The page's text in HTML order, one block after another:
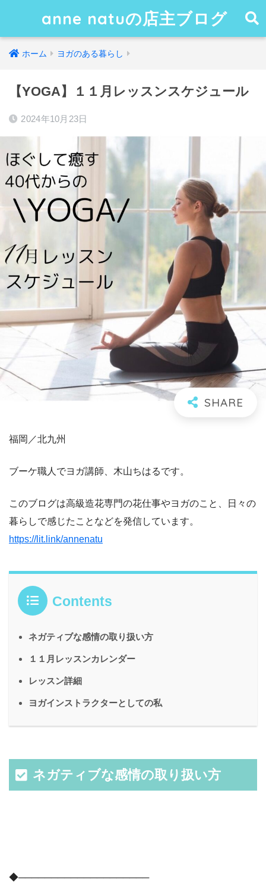
anne natuの店主ブログ
ホーム ヨガのある暮らし
【YOGA】１１月レッスンスケジュール
2024年10月23日
福岡／北九州
ブーケ職人でヨガ講師、木山ちはるです。
このブログは高級造花専門の花仕事やヨガのこと、日々の
暮らしで感じたことなどを発信しています。
https://lit.link/annenatu
Contents
ネガティブな感情の取り扱い方
１１月レッスンカレンダー
レッスン詳細
ヨガインストラクターとしての私
ネガティブな感情の取り扱い方
◆────────────────────